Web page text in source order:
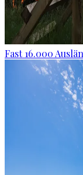
Fast 16.000